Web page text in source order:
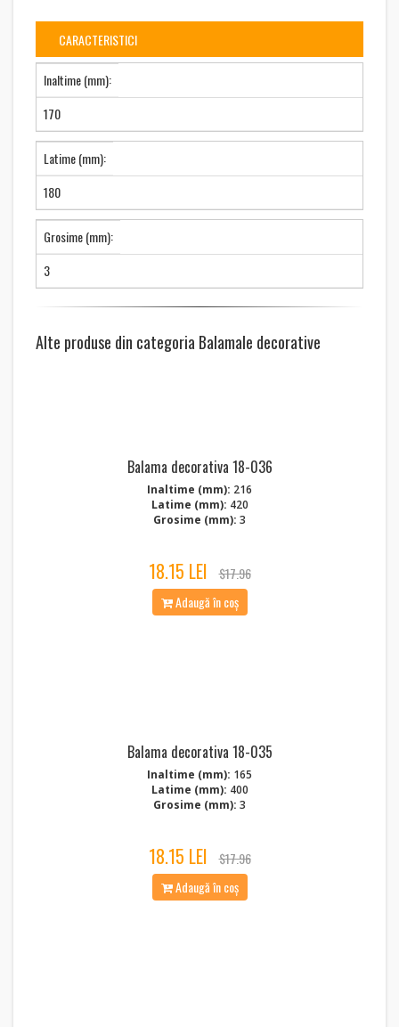
CARACTERISTICI
Inaltime (mm):
170
Latime (mm):
180
Grosime (mm):
3
Alte produse din categoria Balamale decorative
Balama decorativa 18-036
Inaltime (mm): 216
Latime (mm): 420
Grosime (mm): 3
18.15 LEI
$17.96
Adaugă în coș
Balama decorativa 18-035
Inaltime (mm): 165
Latime (mm): 400
Grosime (mm): 3
18.15 LEI
$17.96
Adaugă în coș